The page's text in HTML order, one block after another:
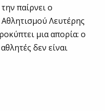
παίρνει ο
Λευτέρης
μια απορία: ο
δεν είναι